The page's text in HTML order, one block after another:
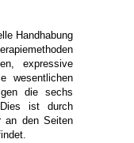
Handhabung
expressive
wesentlichen
die sechs
Dies ist durch
an den Seiten